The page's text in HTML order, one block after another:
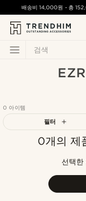
검색
배송비14,000원 - 총
0 아이템
필터
0개의 제
선택한